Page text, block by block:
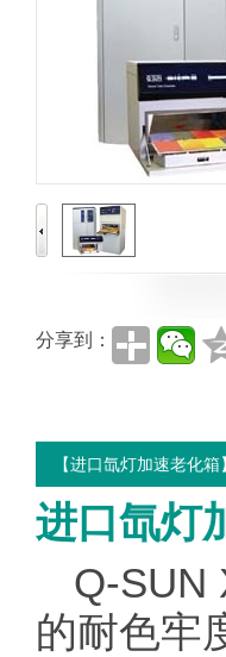
分享到：
【进口氙灯加速老化
进口氙灯
Q-SUN
的耐色牢